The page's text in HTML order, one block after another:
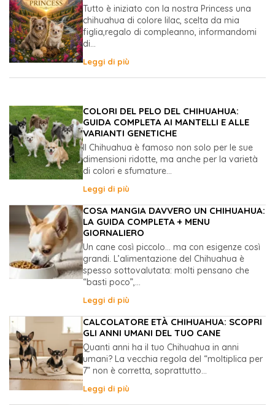
Tutto è iniziato con la nostra Princess una
chihuahua di colore lilac, scelta da mia
figlia,regalo di compleanno, informandomi
di...
Leggi di più
COLORI DEL PELO DEL CHIHUAHUA:
GUIDA COMPLETA AI MANTELLI E ALLE
VARIANTI GENETICHE
Il Chihuahua è famoso non solo per le sue
dimensioni ridotte, ma anche per la varietà
di colori e sfumature...
Leggi di più
COSA MANGIA DAVVERO UN CHIHUAHUA:
LA GUIDA COMPLETA + MENU
GIORNALIERO
Un cane così piccolo… ma con esigenze così
grandi. L’alimentazione del Chihuahua è
spesso sottovalutata: molti pensano che
“basti poco”,...
Leggi di più
CALCOLATORE ETÀ CHIHUAHUA: SCOPRI
GLI ANNI UMANI DEL TUO CANE
Quanti anni ha il tuo Chihuahua in anni
umani? La vecchia regola del “moltiplica per
7” non è corretta, soprattutto...
Leggi di più